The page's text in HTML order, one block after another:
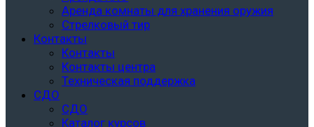
Аренда комнаты для хранения оружия
Стрелковый тир
Контакты
Контакты
Контакты центра
Техническая поддержка
СДО
СДО
Каталог курсов